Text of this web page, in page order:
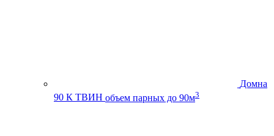
Домна
90 К ТВИН объем парных до 90м3